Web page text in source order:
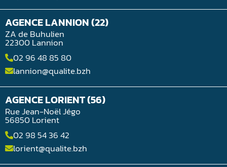
AGENCE LANNION (22)
ZA de Buhulien
22300 Lannion
02 96 48 85 80
lannion@qualite.bzh
AGENCE LORIENT (56)
Rue Jean-Noël Jégo
56850 Lorient
02 98 54 36 42
lorient@qualite.bzh